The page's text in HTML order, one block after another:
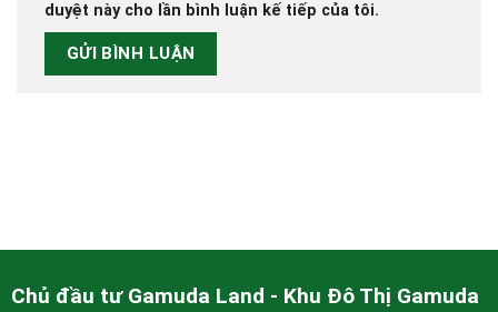
duyệt này cho lần bình luận kế tiếp của tôi.
Chủ đầu tư Gamuda Land - Khu Đô Thị Gamuda